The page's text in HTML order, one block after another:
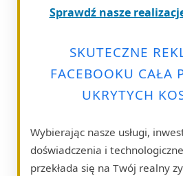
Sprawdź nasze
SKUTECZNE
FACEBOOKU CAŁA
UKRYTYCH
Wybierając nasze usługi,
doświadczenia i
przekłada się na Twój realny